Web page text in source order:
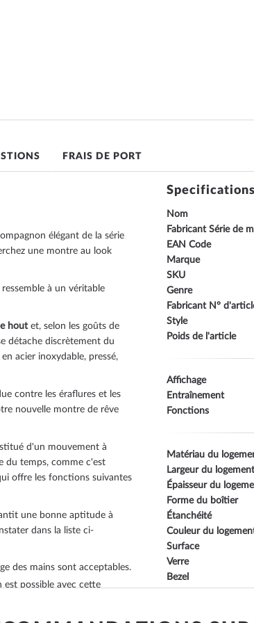
élégant de la série
une montre au look
ressemble à un véritable
houtet, selon les goûts de
détache discrètement du
acier inoxydable, pressé,
contre les éraflures et les
nouvelle montre de rêve
d'un mouvement à
du temps, comme c'est
offre les fonctions suivantes
une bonne aptitude à
dans la liste ci-
des mains sont acceptables.
possible avec cette
Nom
Fabricant Série de
EAN Code
Marque
SKU
Genre
Fabricant N°
Style
Poids de l'article
Affichage
Entraînement
Fonctions
Matériau du
Largeur du logement
Épaisseur du
Forme du boîtier
Étanchéité
Couleur du
Surface
Verre
Bezel
FRAIS DE PORT